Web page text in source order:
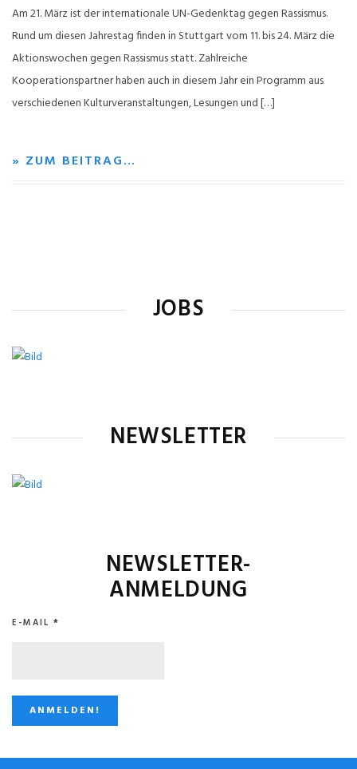
Am 21. März ist der internationale UN-Gedenktag gegen Rassismus.
Rund um diesen Jahrestag finden in Stuttgart vom 11. bis 24. März die
Aktionswochen gegen Rassismus statt. Zahlreiche
Kooperationspartner haben auch in diesem Jahr ein Programm aus
verschiedenen Kulturveranstaltungen, Lesungen und […]
» ZUM BEITRAG…
JOBS
NEWSLETTER
NEWSLETTER-
ANMELDUNG
E-MAIL *